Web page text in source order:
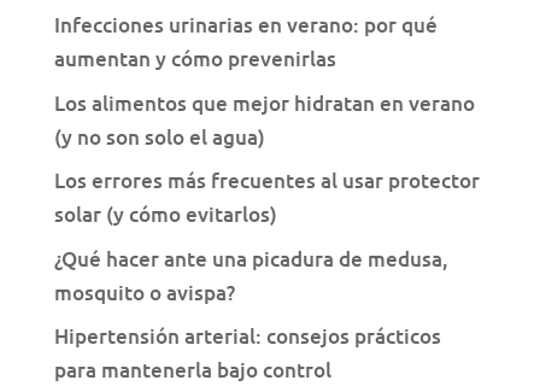
Infecciones urinarias en verano: por qué
aumentan y cómo prevenirlas
Los alimentos que mejor hidratan en verano
(y no son solo el agua)
Los errores más frecuentes al usar protector
solar (y cómo evitarlos)
¿Qué hacer ante una picadura de medusa,
mosquito o avispa?
Hipertensión arterial: consejos prácticos
para mantenerla bajo control